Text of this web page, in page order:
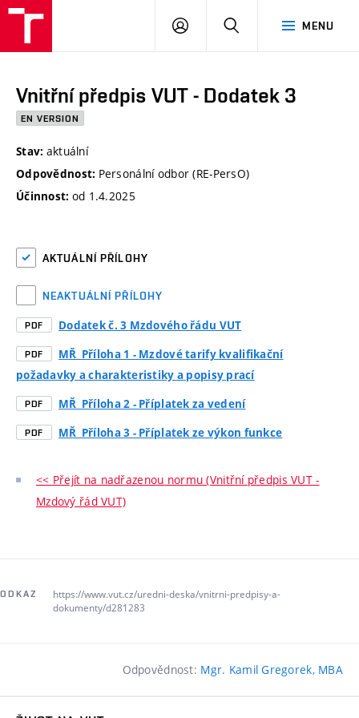
MENU
PŘIHLÁSIT
Vnitřní předpis VUT - Dodatek 3
EN VERSION
Stav: aktuální
Odpovědnost: Personální odbor (RE-PersO)
Účinnost: od 1.4.2025
AKTUÁLNÍ PŘÍLOHY
NEAKTUÁLNÍ PŘÍLOHY
PDF Dodatek č. 3 Mzdového řádu VUT
PDF
MŘ_Příloha 1 - Mzdové tarify kvalifikační
požadavky a charakteristiky a popisy prací
PDF MŘ_Příloha 2 - Příplatek za vedení
PDF MŘ_Příloha 3 - Příplatek ze výkon funkce
<< Přejít na nadřazenou normu (Vnitřní předpis VUT -
Mzdový řád VUT)
ODKAZ
https://www.vut.cz/uredni-deska/vnitrni-predpisy-a-
dokumenty/d281283
Odpovědnost: Mgr. Kamil Gregorek, MBA